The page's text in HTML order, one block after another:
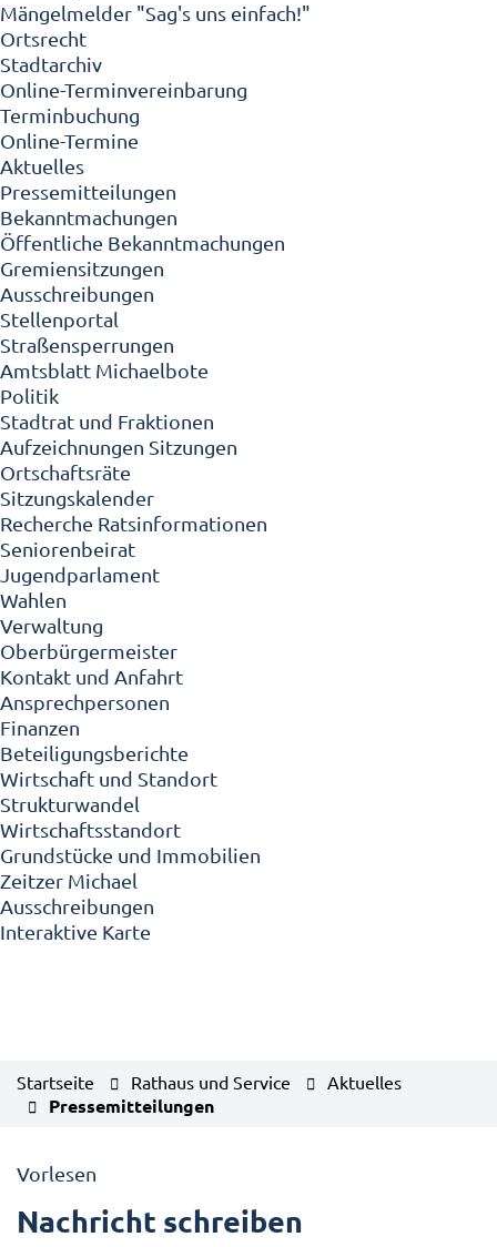
Mängelmelder "Sag's uns einfach!"
Ortsrecht
Stadtarchiv
Online-Terminvereinbarung
Terminbuchung
Online-Termine
Aktuelles
Pressemitteilungen
Bekanntmachungen
Öffentliche Bekanntmachungen
Gremiensitzungen
Ausschreibungen
Stellenportal
Straßensperrungen
Amtsblatt Michaelbote
Politik
Stadtrat und Fraktionen
Aufzeichnungen Sitzungen
Ortschaftsräte
Sitzungskalender
Recherche Ratsinformationen
Seniorenbeirat
Jugendparlament
Wahlen
Verwaltung
Oberbürgermeister
Kontakt und Anfahrt
Ansprechpersonen
Finanzen
Beteiligungsberichte
Wirtschaft und Standort
Strukturwandel
Wirtschaftsstandort
Grundstücke und Immobilien
Zeitzer Michael
Ausschreibungen
Interaktive Karte
Startseite Rathaus und Service Aktuelles
Pressemitteilungen
Vorlesen
Nachricht schreiben